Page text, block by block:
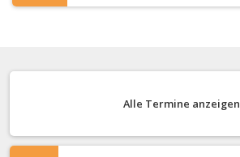
Alle Termine anzeigen